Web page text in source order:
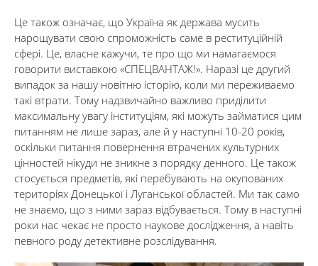
Це також означає, що Україна як держава мусить
нарощувати свою спроможність саме в реституційній
сфері. Це, власне кажучи, те про що ми намагаємося
говорити виставкою «СПЕЦВАНТАЖ!». Наразі це другий
випадок за нашу новітню історію, коли ми переживаємо
такі втрати. Тому надзвичайно важливо приділити
максимальну увагу інституціям, які можуть займатися цим
питанням не лише зараз, але й у наступні 10-20 років,
оскільки питання повернення втрачених культурних
цінностей нікуди не зникне з порядку денного. Це також
стосується предметів, які перебувають на окупованих
територіях Донецької і Луганської областей. Ми так само
не знаємо, що з ними зараз відбувається. Тому в наступні
роки нас чекає не просто наукове дослідження, а навіть
певного роду детективне розслідування.